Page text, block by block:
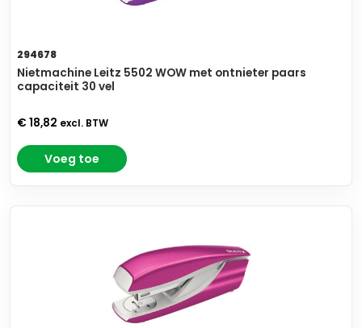
294678
Nietmachine Leitz 5502 WOW met ontnieter paars
capaciteit 30 vel
€ 18,82 excl. BTW
Voeg toe